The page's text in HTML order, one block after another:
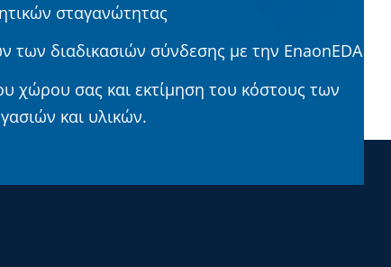
σταγανώτητας
διαδικασιών σύνδεσης με την EnaonEDA
χώρου σας και εκτίμηση του κόστους των
και υλικών.